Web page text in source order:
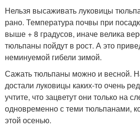
Нельзя высаживать луковицы
рано. Температура почвы при
выше + 8 градусов, иначе велика
тюльпаны пойдут в рост. А это
неминуемой гибели зимой.
Сажать тюльпаны можно и весной.
достали луковицы каких-то очень
учтите, что зацветут они только на
одновременно с теми тюльпанами,
этой осенью.